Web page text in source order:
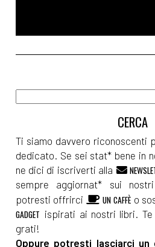
Ti siamo davvero riconoscenti
dedicato. Se sei stat* bene in
ne dici di iscriverti alla
sempre aggiornat* sui
potresti offrirci
UN CAFFÈ o
GADGET ispirati ai nostri libri. Te
grati!
Oppure potresti lasciarci